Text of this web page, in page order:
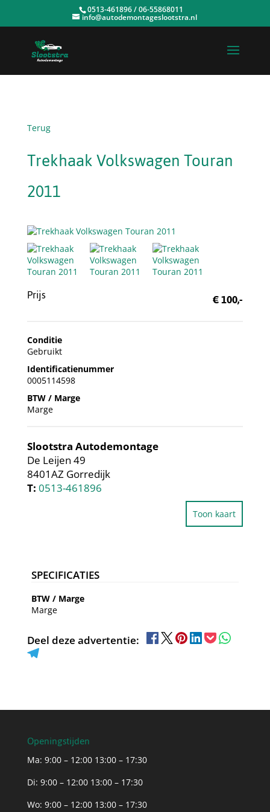
0513-461896 / 06-55868011
info@autodemontageslootstra.nl
Terug
Trekhaak Volkswagen Touran
2011
Prijs € 100,-
Conditie
Gebruikt
Identificatienummer
0005114598
BTW / Marge
Marge
Slootstra Autodemontage
De Leijen 49
8401AZ Gorredijk
T: 0513-461896
Toon kaart
SPECIFICATIES
BTW / Marge
Marge
Deel deze advertentie:
Openingstijden
Ma: 9:00 – 12:00 13:00 – 17:30
Di: 9:00 – 12:00 13:00 – 17:30
Wo: 9:00 – 12:00 13:00 – 17:30